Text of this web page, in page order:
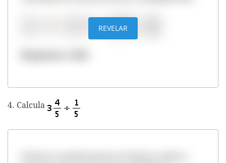
REVELAR
4. Calcula